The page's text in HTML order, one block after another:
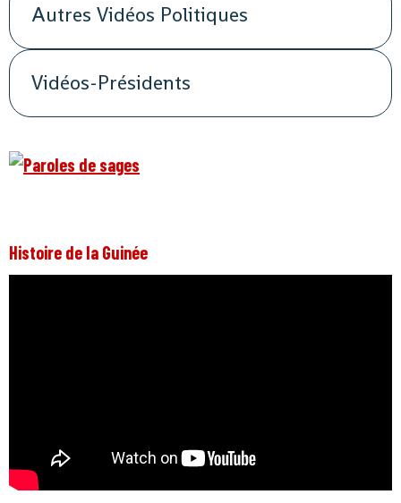
Autres Vidéos Politiques
Vidéos-Présidents
Histoire de la Guinée